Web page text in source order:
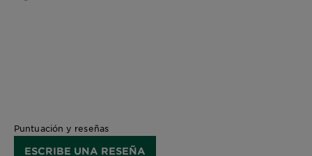
Puntuación y reseñas
ESCRIBE UNA RESEÑA